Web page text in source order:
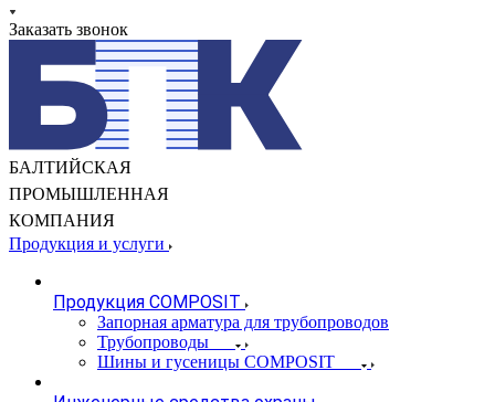
Заказать звонок
БАЛТИЙСКАЯ
ПРОМЫШЛЕННАЯ
КОМПАНИЯ
Продукция и услуги
Продукция COMPOSIT
Запорная арматура для трубопроводов
Трубопроводы
Шины и гусеницы COMPOSIT